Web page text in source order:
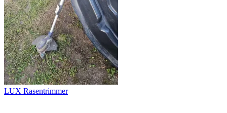
LUX Rasentrimmer